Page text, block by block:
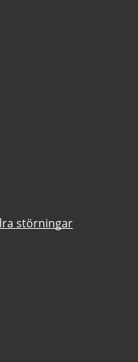
störningar